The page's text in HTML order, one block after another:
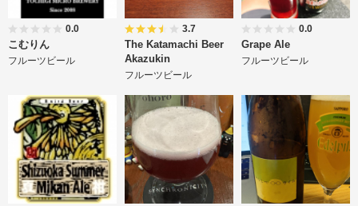
0.0
こむりん
フルーツビール
3.7
The Katamachi Beer
Akazukin
フルーツビール
0.0
Grape Ale
フルーツビール